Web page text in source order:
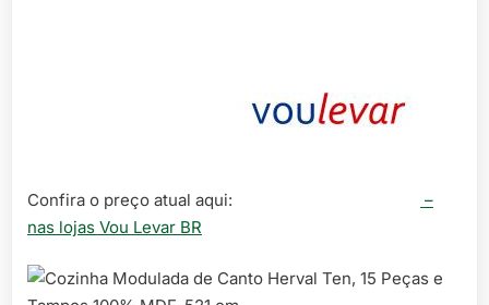
Confira o preço atual aqui:
–
nas lojas Vou Levar BR